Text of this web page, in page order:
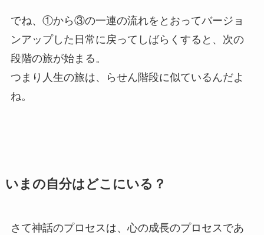
でね、①から③の一連の流れをとおってバージョ
ンアップした日常に戻ってしばらくすると、次の
段階の旅が始まる。
つまり人生の旅は、らせん階段に似ているんだよ
ね。
いまの自分はどこにいる？
さて神話のプロセスは、心の成長のプロセスであ